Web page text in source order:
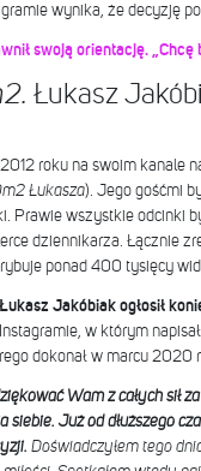
wynika, że decyzję
swoją orientację. „Chcę
Łukasz
roku na swoim kanale
Łukasza). Jego gośćmi
Prawie wszystkie odcinki
dziennikarza. Łącznie
ponad 400 tysięcy
Jakóbiak ogłosił
w którym
dokonał w marcu 2020
Wam z całych sił
Już od dłuższego
Doświadczyłem tego